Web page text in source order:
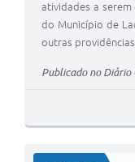
atividades a serem
do Município de
outras providências
Publicado no